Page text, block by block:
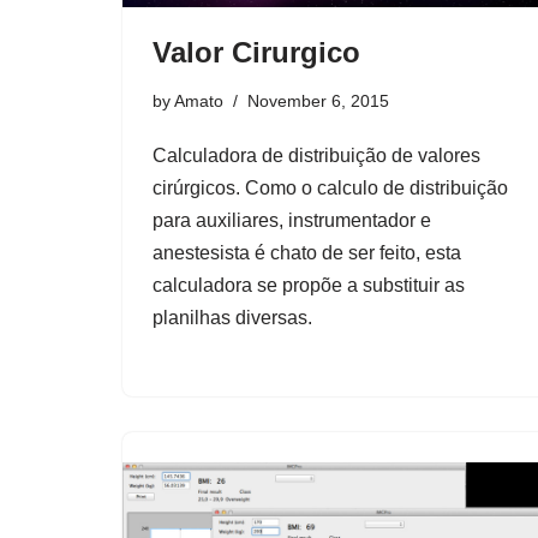
Valor Cirurgico
byAmato November 6, 2015
Calculadora de distribuição de valores
cirúrgicos. Como o calculo de distribuição
para auxiliares, instrumentador e
anestesista é chato de ser feito, esta
calculadora se propõe a substituir as
planilhas diversas.